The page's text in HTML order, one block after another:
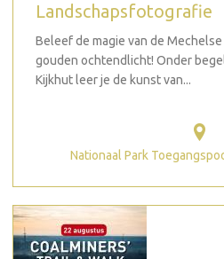
Landschapsfotografie
Beleef de magie van de
gouden ochtendlicht! Onder
Kijkhut leer je de kunst van...
Nationaal Park